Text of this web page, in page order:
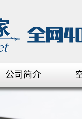
公司简介